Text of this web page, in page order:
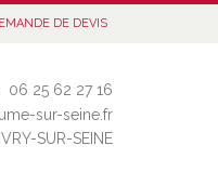
DE DEVIS
06 25 62 27 16
sur-seine.fr
SUR-SEINE